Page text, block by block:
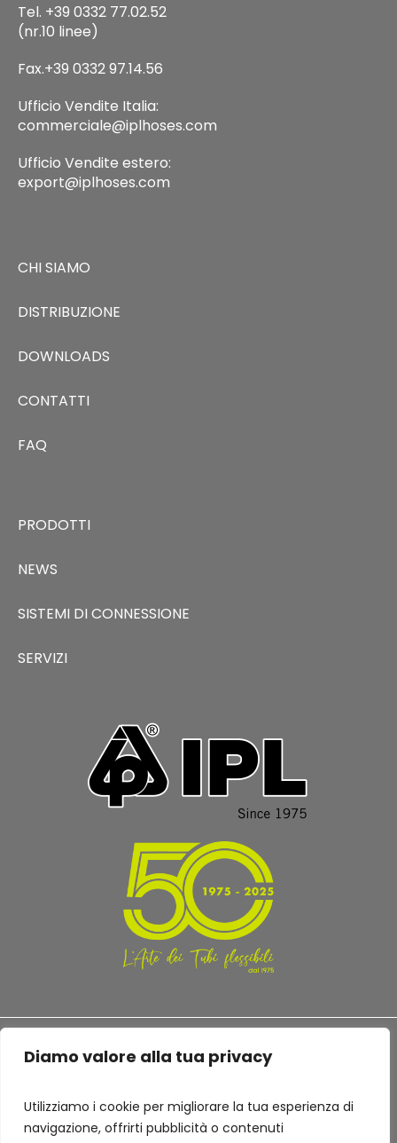
Diamo valore alla tua privacy
Utilizziamo i cookie per migliorare la tua esperienza di
navigazione, offrirti pubblicità o contenuti
Tel. +39 0332 77.02.52
(nr.10 linee)
Fax.+39 0332 97.14.56
Ufficio Vendite Italia:
commerciale@iplhoses.com
Ufficio Vendite estero:
export@iplhoses.com
CHI SIAMO
DISTRIBUZIONE
DOWNLOADS
CONTATTI
FAQ
PRODOTTI
NEWS
SISTEMI DI CONNESSIONE
SERVIZI
TERMINI E CONDIZIONI PRIVACY POLICY